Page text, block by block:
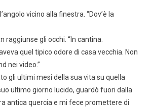
vicino alla finestra. “Dov’è la
raggiunse gli occhi. “In cantina.
quel tipico odore di casa vecchia. Non
nei video.”
gli ultimi mesi della sua vita su quella
ultimo giorno lucido, guardò fuori dalla
antica quercia e mi fece promettere di